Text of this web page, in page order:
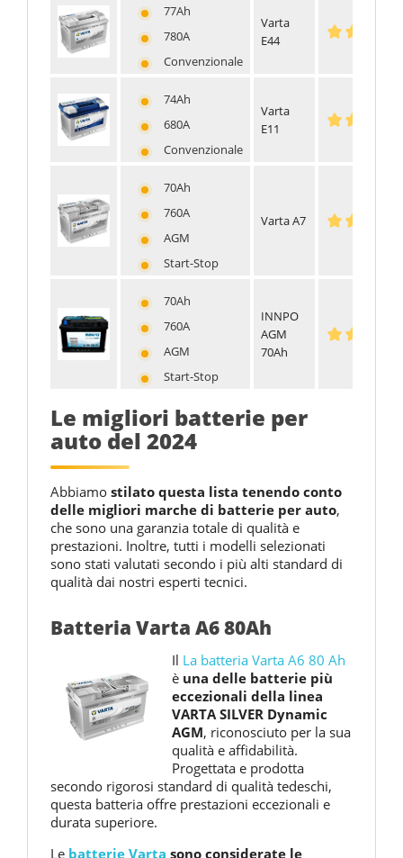
77Ah
780A
Convenzionale
Varta
E44
74Ah
680A
Convenzionale
Varta
E11
70Ah
760A
AGM
Start-Stop
Varta A7
70Ah
760A
AGM
Start-Stop
INNPO
AGM
70Ah
Le migliori batterie per
auto del 2024
Abbiamo stilato questa lista tenendo conto
delle migliori marche di batterie per auto,
che sono una garanzia totale di qualità e
prestazioni. Inoltre, tutti i modelli selezionati
sono stati valutati secondo i più alti standard di
qualità dai nostri esperti tecnici.
Batteria Varta A6 80Ah
Il La batteria Varta A6 80 Ah
è una delle batterie più
eccezionali della linea
VARTA SILVER Dynamic
AGM, riconosciuto per la sua
qualità e affidabilità.
Progettata e prodotta
secondo rigorosi standard di qualità tedeschi,
questa batteria offre prestazioni eccezionali e
durata superiore.
Le batterie Varta sono considerate le